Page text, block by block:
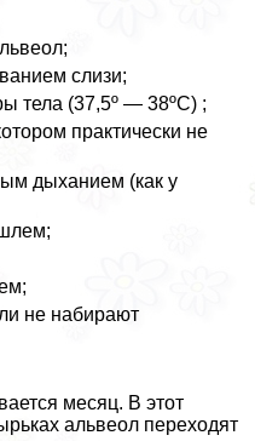
слизи;
тела (37,5º — 38ºС) ;
пpaктически не
дыханием (как у
не набирают
месяц. В этот
альвеол переходят